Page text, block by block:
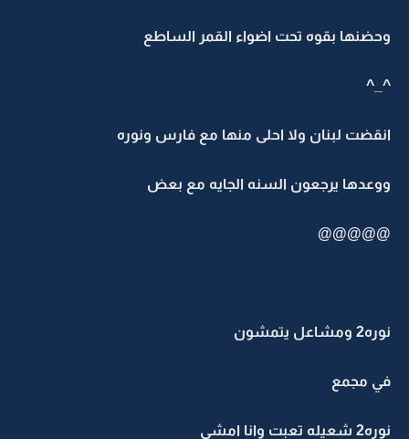
وحضنها بقوه تحت اضواء القمر الساطع
^_^
انقضت لبنان ولا احلى منها مع فارس ونوره
ووعدها يرجعون السنه الجايه مع بعض
@@@@@
نوره2 ومشاعل يتمشون
في مجمع
نوره2 شعيله تعبت وانا امشي